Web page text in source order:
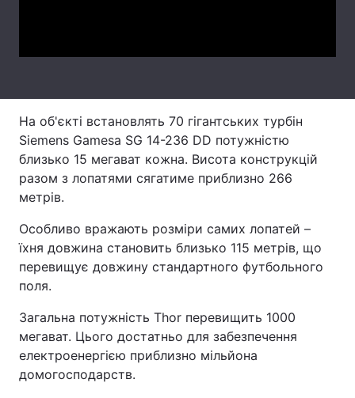
Тема оформлення
На об'єкті встановлять 70 гігантських турбін
Siemens Gamesa SG 14-236 DD потужністю
близько 15 мегават кожна. Висота конструкцій
разом з лопатями сягатиме приблизно 266
метрів.
Особливо вражають розміри самих лопатей –
їхня довжина становить близько 115 метрів, що
перевищує довжину стандартного футбольного
поля.
Загальна потужність Thor перевищить 1000
мегават. Цього достатньо для забезпечення
електроенергією приблизно мільйона
домогосподарств.